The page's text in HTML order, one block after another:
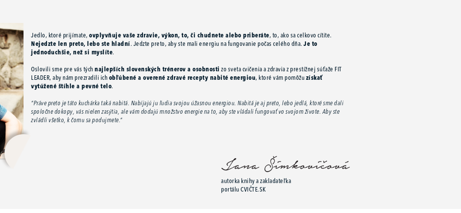
Jedlo, ktoré prijímate, ovplyvňuje vaše zdravie, výkon, to, či chudnete alebo priberáte, to, ako sa celkovo cítite.
Nejedzte len preto, lebo ste hladní. Jedzte preto, aby ste mali energiu na fungovanie počas celého dňa. Je to
jednoduchšie, než si myslíte.
Oslovili sme pre vás tých najlepších slovenských trénerov a osobnosti zo sveta cvičenia a zdravia z prestížnej súťaže FIT
LEADER, aby nám prezradili ich obľúbené a overené zdravé recepty nabité energiou, ktoré vám pomôžu získať
vytúžené štíhle a pevné telo.
“Práve preto je táto kuchárka taká nabitá. Nabíjajú ju ľudia svojou úžasnou energiou. Nabitá je aj preto, lebo jedlá, ktoré sme dali
spoločne dokopy, vás nielen zasýtia, ale vám dodajú množstvo energie na to, aby ste vládali fungovať vo svojom živote. Aby ste
zvládli všetko, k čomu sa podujmete.”
autorka knihy a zakladateľka
portálu CVIČTE.SK